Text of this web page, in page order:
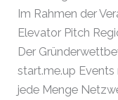
Im Rahmen der
Elevator Pitch
Der
start.me.up Events
jede Menge